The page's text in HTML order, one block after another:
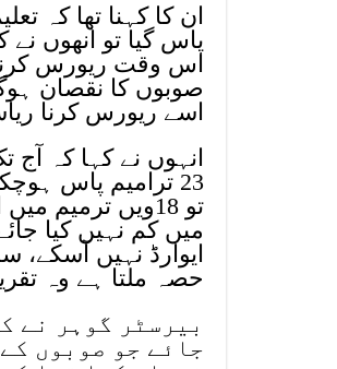
ان کا کہنا تھا کہ
پاس گیا تو انھوں
اس وقت ریورس
اسے ریورس کرنا
تو 18ویں ترمیم
ایوارڈ نہیں آسکے،
حصہ ملتا ہے وہ تقریبا 14.6فیصد ہے،یہ آئین میں درج ہے کہ وہ کم نہیں کیا
بیرسٹر گوہر نے
جائے جو صوبوں